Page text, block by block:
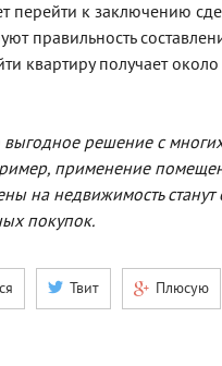
перейти к заключению
правильность
квартиру получает около
решение с
применение
на недвижимость
покупок.
Твит Плюсую